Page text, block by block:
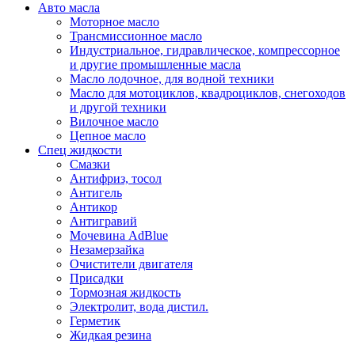
Авто масла
Моторное масло
Трансмиссионное масло
Индустриальное, гидравлическое, компрессорное
и другие промышленные масла
Масло лодочное, для водной техники
Масло для мотоциклов, квадроциклов, снегоходов
и другой техники
Вилочное масло
Цепное масло
Спец жидкости
Смазки
Антифриз, тосол
Антигель
Антикор
Антигравий
Мочевина AdBlue
Незамерзайка
Очистители двигателя
Присадки
Тормозная жидкость
Электролит, вода дистил.
Герметик
Жидкая резина